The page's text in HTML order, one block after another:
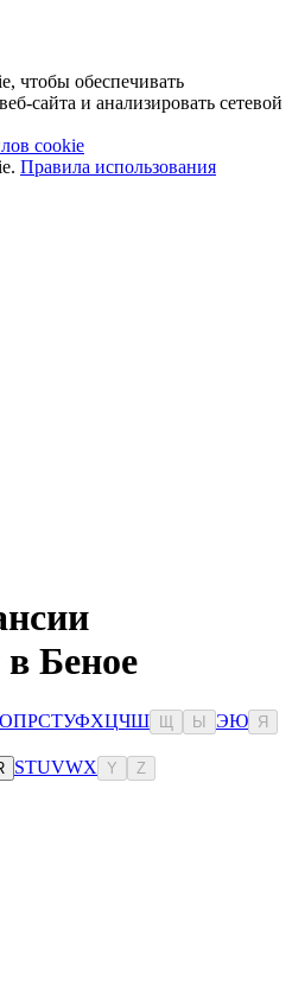
чтобы обеспечивать
сайта и анализировать сетевой
cookie
Правила использования
Беное
ОПРСТУФХЦЧШ Ы ЭЮ Я
STUVWX Y Z